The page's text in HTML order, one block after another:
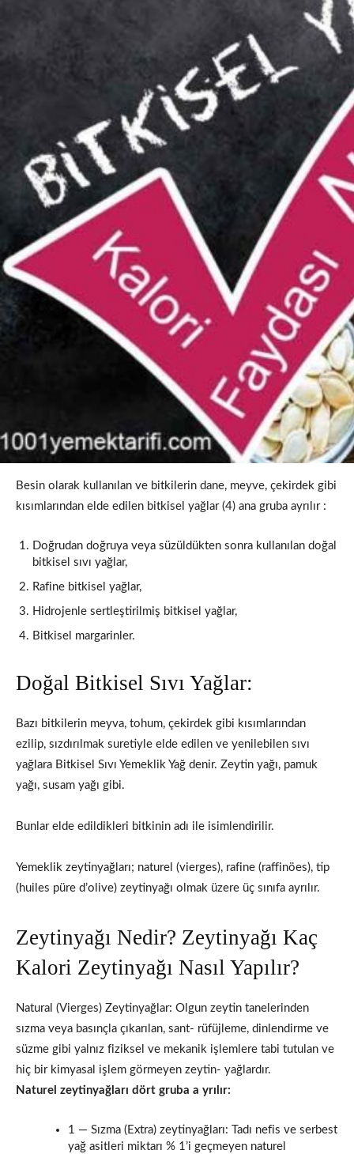
Besin olarak kullanılan ve bitkilerin dane, meyve, çekirdek gibi
kısımlarından elde edilen bitkisel yağlar (4) ana gruba ayrılır :
Doğrudan doğruya veya süzüldükten sonra kullanılan doğal
bitkisel sıvı yağlar,
Rafine bitkisel yağlar,
Hidrojenle sertleştirilmiş bitkisel yağlar,
Bitkisel margarinler.
Doğal Bitkisel Sıvı Yağlar:
Bazı bitkilerin meyva, tohum, çekirdek gibi kısımlarından
ezilip, sızdırılmak suretiyle elde edilen ve yenilebilen sıvı
yağlara Bitkisel Sıvı Yemeklik Yağ denir. Zeytin yağı, pamuk
yağı, susam yağı gibi.
Bunlar elde edildikleri bitkinin adı ile isimlendirilir.
Yemeklik zeytinyağları; naturel (vierges), rafine (raffinöes), tip
(huiles püre d’olive) zeytinyağı olmak üzere üç sınıfa ayrılır.
Zeytinyağı Nedir? Zeytinyağı Kaç
Kalori Zeytinyağı Nasıl Yapılır?
Natural (Vierges) Zeytinyağlar: Olgun zeytin tanelerinden
sızma veya basınçla çıkarılan, sant- rüfüjleme, dinlendirme ve
süzme gibi yalnız fiziksel ve mekanik işlemlere tabi tutulan ve
hiç bir kimyasal işlem görmeyen zeytin- yağlardır.
Naturel zeytinyağları dört gruba a yrılır:
1 — Sızma (Extra) zeytinyağları: Tadı nefis ve serbest
yağ asitleri miktarı % 1’i geçmeyen naturel